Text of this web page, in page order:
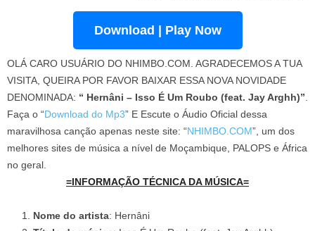
Download | Play Now
OLÁ CARO USUÁRIO DO NHIMBO.COM. AGRADECEMOS A TUA
VISITA, QUEIRA POR FAVOR BAIXAR ESSA NOVA NOVIDADE
DENOMINADA: “ Hernâni – Isso É Um Roubo (feat. Jay Arghh)”
Faça o “Download do Mp3” E Escute o Áudio Oficial dessa
maravilhosa canção apenas neste site: “NHIMBO.COM”, um dos
melhores sites de música a nível de Moçambique, PALOPS e África
no geral.
=INFORMAÇÃO TÉCNICA DA MÚSICA=
Nome do artista: Hernâni